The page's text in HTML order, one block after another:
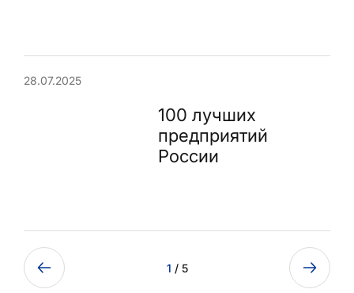
28.07.2025
100 лучших
предприятий
России
1 / 5